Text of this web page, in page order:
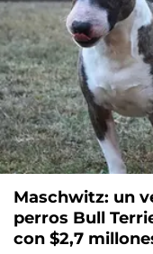
Maschwitz: un
perros Bull
con $2,7